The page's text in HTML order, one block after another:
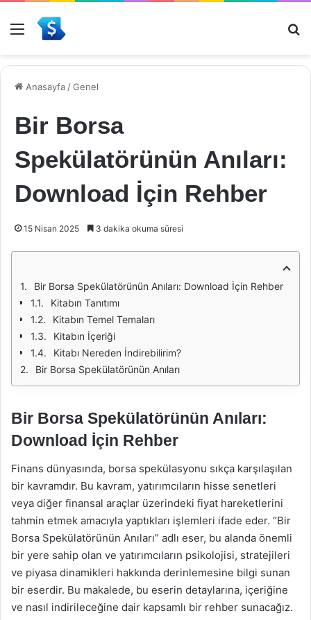
Menü
Anasayfa /Genel
Bir Borsa
Spekülatörünün Anıları:
Download İçin Rehber
15 Nisan 2025 3 dakika okuma süresi
Bir Borsa Spekülatörünün Anıları: Download İçin Rehber
Kitabın Tanıtımı
Kitabın Temel Temaları
Kitabın İçeriği
Kitabı Nereden İndirebilirim?
Bir Borsa Spekülatörünün Anıları
Bir Borsa Spekülatörünün Anıları:
Download İçin Rehber
Finans dünyasında, borsa spekülasyonu sıkça karşılaşılan
bir kavramdır. Bu kavram, yatırımcıların hisse senetleri
veya diğer finansal araçlar üzerindeki fiyat hareketlerini
tahmin etmek amacıyla yaptıkları işlemleri ifade eder. “Bir
Borsa Spekülatörünün Anıları” adlı eser, bu alanda önemli
bir yere sahip olan ve yatırımcıların psikolojisi, stratejileri
ve piyasa dinamikleri hakkında derinlemesine bilgi sunan
bir eserdir. Bu makalede, bu eserin detaylarına, içeriğine
ve nasıl indirileceğine dair kapsamlı bir rehber sunacağız.